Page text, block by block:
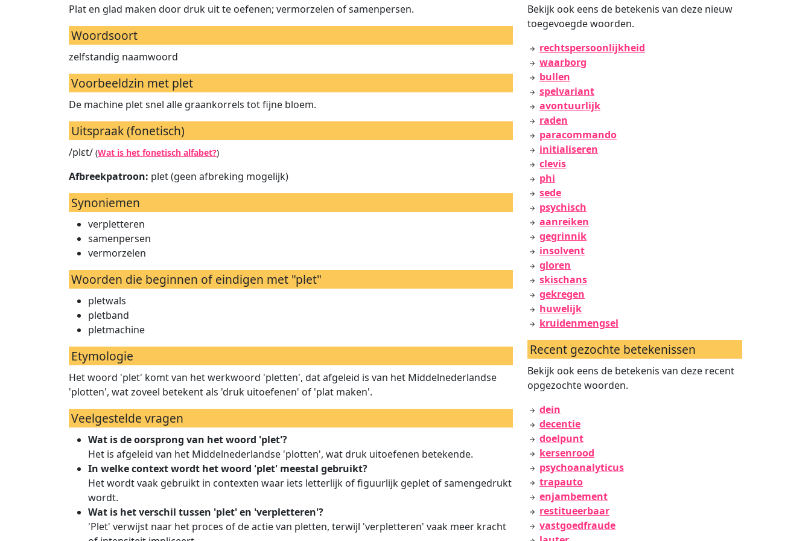
Plat en glad maken door druk uit te oefenen; vermorzelen of samenpersen.
Woordsoort
zelfstandig naamwoord
Voorbeeldzin met plet
De machine plet snel alle graankorrels tot fijne bloem.
Uitspraak (fonetisch)
/plɛt/ (Wat is het fonetisch alfabet?)
Afbreekpatroon: plet (geen afbreking mogelijk)
Synoniemen
verpletteren
samenpersen
vermorzelen
Woorden die beginnen of eindigen met "plet"
pletwals
pletband
pletmachine
Etymologie
Het woord 'plet' komt van het werkwoord 'pletten', dat afgeleid is van het Middelnederlandse
'plotten', wat zoveel betekent als 'druk uitoefenen' of 'plat maken'.
Veelgestelde vragen
Wat is de oorsprong van het woord 'plet'?
Het is afgeleid van het Middelnederlandse 'plotten', wat druk uitoefenen betekende.
In welke context wordt het woord 'plet' meestal gebruikt?
Het wordt vaak gebruikt in contexten waar iets letterlijk of figuurlijk geplet of samengedrukt
wordt.
Wat is het verschil tussen 'plet' en 'verpletteren'?
'Plet' verwijst naar het proces of de actie van pletten, terwijl 'verpletteren' vaak meer kracht
Bekijk ook eens de betekenis van deze nieuw
toegevoegde woorden.
rechtspersoonlijkheid
waarborg
bullen
spelvariant
avontuurlijk
raden
paracommando
initialiseren
clevis
phi
sede
psychisch
aanreiken
gegrinnik
insolvent
gloren
skischans
gekregen
huwelijk
kruidenmengsel
Recent gezochte betekenissen
Bekijk ook eens de betekenis van deze recent
opgezochte woorden.
dein
decentie
doelpunt
kersenrood
psychoanalyticus
trapauto
enjambement
restitueerbaar
vastgoedfraude